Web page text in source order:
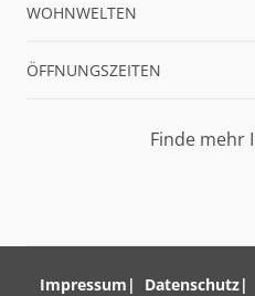
WOHNWELTEN
ÖFFNUNGSZEITEN
Finde mehr
Impressum Datenschutz